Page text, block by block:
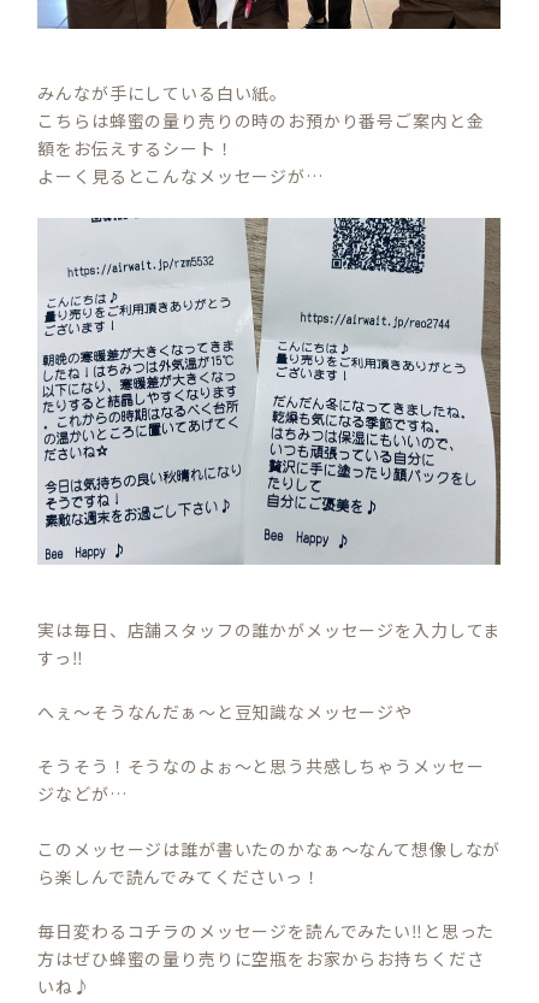
みんなが手にしている白い紙。
こちらは蜂蜜の量り売りの時のお預かり番号ご案内と金
額をお伝えするシート！
よーく見るとこんなメッセージが…
実は毎日、店舗スタッフの誰かがメッセージを入力してま
すっ‼︎
へぇ〜そうなんだぁ〜と豆知識なメッセージや
そうそう！そうなのよぉ〜と思う共感しちゃうメッセー
ジなどが…
このメッセージは誰が書いたのかなぁ〜なんて想像しなが
ら楽しんで読んでみてくださいっ！
毎日変わるコチラのメッセージを読んでみたい‼︎と思った
方はぜひ蜂蜜の量り売りに空瓶をお家からお持ちくださ
いね♪